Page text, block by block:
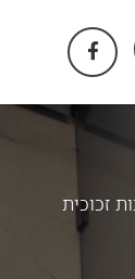
זכוכית